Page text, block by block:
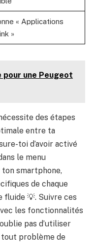
« Applications
»
pour une Peugeot
des étapes
entre ta
toi d’avoir activé
le menu
smartphone,
de chaque
💡. Suivre ces
les fonctionnalités
pas d’utiliser
problème de